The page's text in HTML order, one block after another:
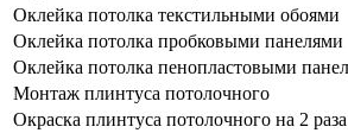
Оклейка потолка текстильными обоями
Оклейка потолка пробковыми панелями
Оклейка потолка пенопластовыми
Монтаж плинтуса потолочного
Окраска плинтуса потолочного на 2 раза